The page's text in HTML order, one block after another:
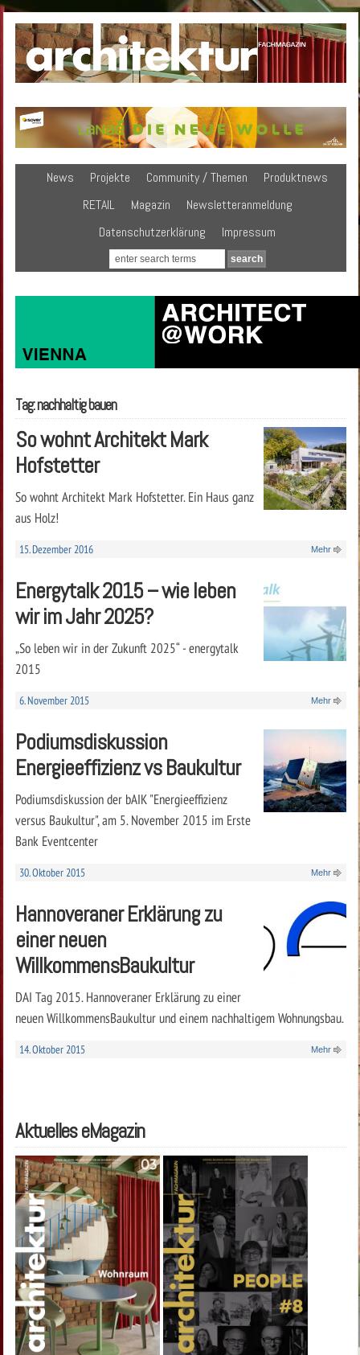
News Projekte Community / Themen
Produktnews
RETAIL
Magazin
Newsletteranmeldung
Datenschutzerklärung
Impressum
Tag: nachhaltig bauen
So wohnt Architekt Mark
Hofstetter
So wohnt Architekt Mark Hofstetter. Ein Haus ganz
aus Holz!
15. Dezember 2016 Mehr
Energytalk 2015 – wie leben
wir im Jahr 2025?
„So leben wir in der Zukunft 2025“ - energytalk
2015
6. November 2015 Mehr
Podiumsdiskussion
Energieeffizienz vs Baukultur
Podiumsdiskussion der bAIK "Energieeffizienz
versus Baukultur", am 5. November 2015 im Erste
Bank Eventcenter
30. Oktober 2015 Mehr
Hannoveraner Erklärung zu
einer neuen
WillkommensBaukultur
DAI Tag 2015. Hannoveraner Erklärung zu einer
neuen WillkommensBaukultur und einem nachhaltigem Wohnungsbau.
14. Oktober 2015 Mehr
Aktuelles eMagazin